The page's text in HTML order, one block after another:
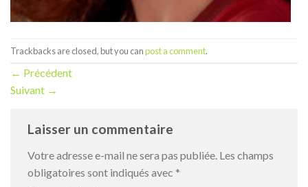
Trackbacks are closed, but you canpost a comment.
← Précédent
Suivant →
Laisser un commentaire
Votre adresse e-mail ne sera pas publiée. Les champs
obligatoires sont indiqués avec *